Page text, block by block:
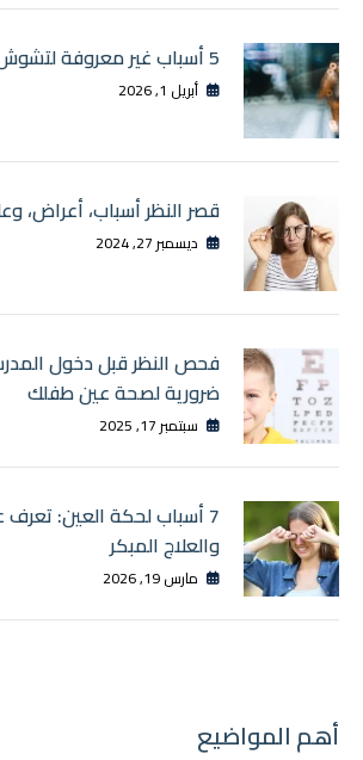
5 أسباب غير معروفة لتشوش الرؤية المفاجئ
أبريل 1, 2026
قصر النظر أسباب، أعراض،
ديسمبر 27, 2024
فحص النظر قبل دخول
ضرورية لصحة عين طفلك
سبتمبر 17, 2025
7 أسباب لحكة العين:
والعلاج المبكر
مارس 19, 2026
أهم المواضيع